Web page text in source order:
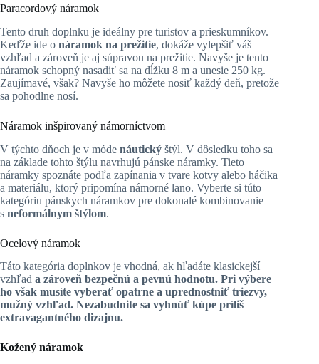
Paracordový náramok
Tento druh doplnku je ideálny pre turistov a prieskumníkov.
Keďže ide o náramok na prežitie, dokáže vylepšiť váš
vzhľad a zároveň je aj súpravou na prežitie. Navyše je tento
náramok schopný nasadiť sa na dĺžku 8 m a unesie 250 kg.
Zaujímavé, však? Navyše ho môžete nosiť každý deň, pretože
sa pohodlne nosí.
Náramok inšpirovaný námorníctvom
V týchto dňoch je v móde náutický štýl. V dôsledku toho sa
na základe tohto štýlu navrhujú pánske náramky. Tieto
náramky spoznáte podľa zapínania v tvare kotvy alebo háčika
a materiálu, ktorý pripomína námorné lano. Vyberte si túto
kategóriu pánskych náramkov pre dokonalé kombinovanie
s neformálnym štýlom.
Ocelový náramok
Táto kategória doplnkov je vhodná, ak hľadáte klasickejší
vzhľad a zároveň bezpečnú a pevnú hodnotu. Pri výbere
ho však musíte vyberať opatrne a uprednostniť triezvy,
mužný vzhľad. Nezabudnite sa vyhnúť kúpe príliš
extravagantného dizajnu.
Kožený náramok